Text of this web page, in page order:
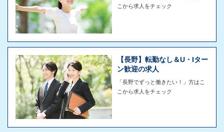
こから求人をチェック
【長野】転勤なし＆U・Iター
ン歓迎の求人
「長野でずっと働きたい！」方はこ
こから求人をチェック